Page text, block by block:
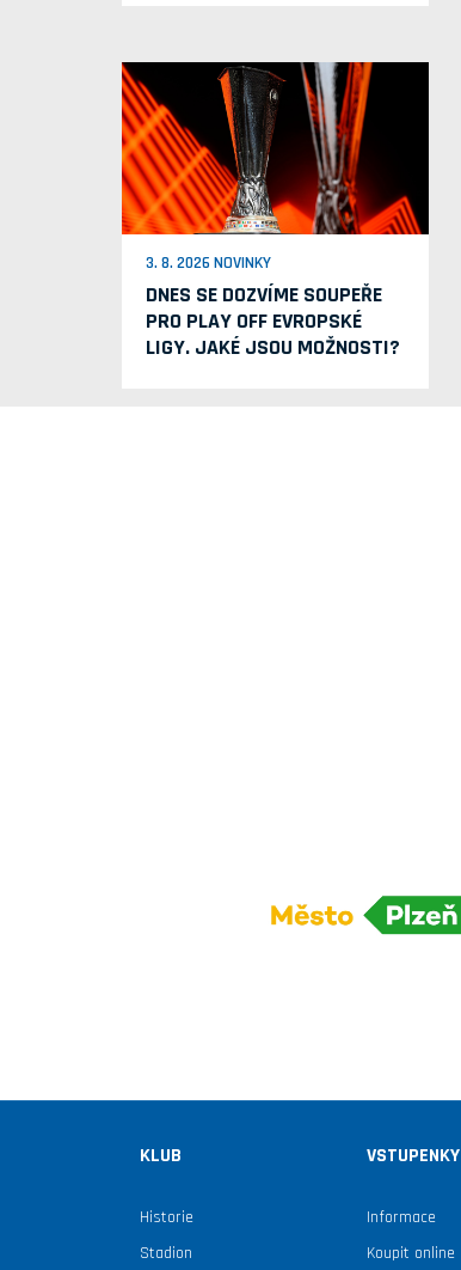
3. 8. 2026 NOVINKY
DNES SE DOZVÍME SOUPEŘE
PRO PLAY OFF EVROPSKÉ
LIGY. JAKÉ JSOU MOŽNOSTI?
KLUB
Historie
Stadion
VSTUPENKY
Informace
Koupit online